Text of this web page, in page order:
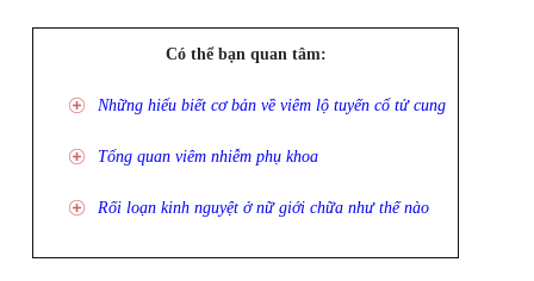
Có thể bạn quan tâm:
Những hiểu biết cơ bản về viêm lộ tuyến cổ tử cung
Tổng quan viêm nhiễm phụ khoa
Rối loạn kinh nguyệt ở nữ giới chữa như thế nào